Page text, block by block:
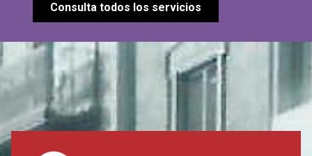
Consulta todos los servicios